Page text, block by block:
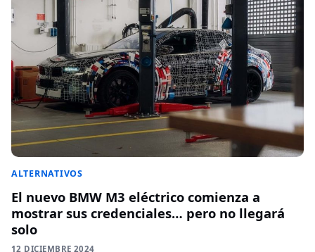
ALTERNATIVOS
El nuevo BMW M3 eléctrico comienza a
mostrar sus credenciales… pero no llegará
solo
12 DICIEMBRE 2024